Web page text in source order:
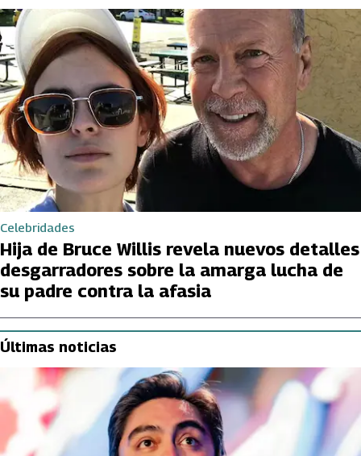
Celebridades
Hija de Bruce Willis revela nuevos detalles
desgarradores sobre la amarga lucha de
su padre contra la afasia
Últimas noticias